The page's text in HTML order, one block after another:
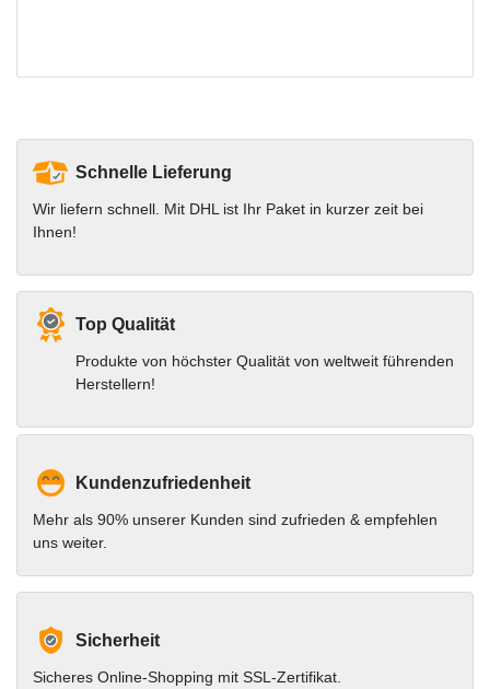
Schnelle Lieferung
Wir liefern schnell. Mit DHL ist Ihr Paket in kurzer zeit bei
Ihnen!
Top Qualität
Produkte von höchster Qualität von weltweit führenden
Herstellern!
Kundenzufriedenheit
Mehr als 90% unserer Kunden sind zufrieden & empfehlen
uns weiter.
Sicherheit
Sicheres Online-Shopping mit SSL-Zertifikat.